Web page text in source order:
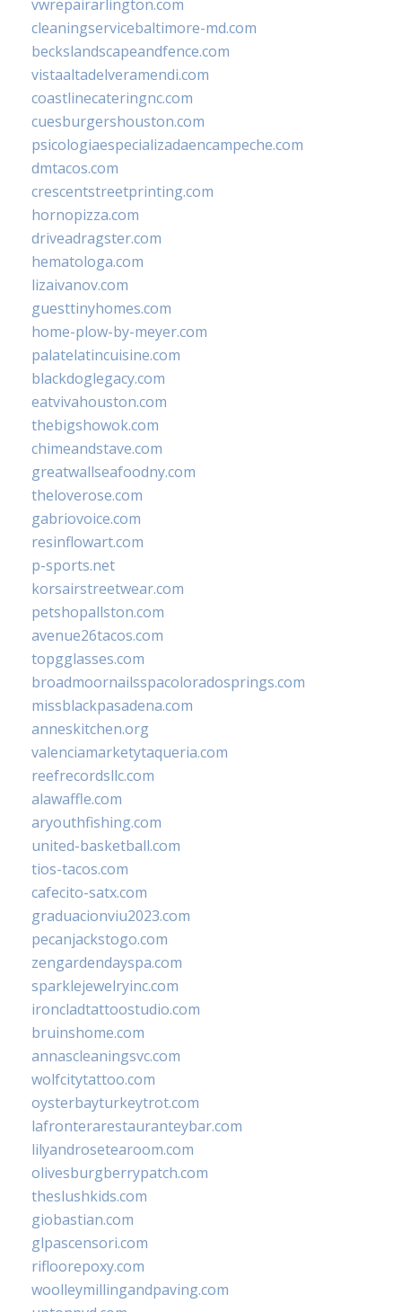
vwrepairarlington.com
cleaningservicebaltimore-md.com
beckslandscapeandfence.com
vistaaltadelveramendi.com
coastlinecateringnc.com
cuesburgershouston.com
psicologiaespecializadaencampeche.com
dmtacos.com
crescentstreetprinting.com
hornopizza.com
driveadragster.com
hematologa.com
lizaivanov.com
guesttinyhomes.com
home-plow-by-meyer.com
palatelatincuisine.com
blackdoglegacy.com
eatvivahouston.com
thebigshowok.com
chimeandstave.com
greatwallseafoodny.com
theloverose.com
gabriovoice.com
resinflowart.com
p-sports.net
korsairstreetwear.com
petshopallston.com
avenue26tacos.com
topgglasses.com
broadmoornailsspacoloradosprings.com
missblackpasadena.com
anneskitchen.org
valenciamarketytaqueria.com
reefrecordsllc.com
alawaffle.com
aryouthfishing.com
united-basketball.com
tios-tacos.com
cafecito-satx.com
graduacionviu2023.com
pecanjackstogo.com
zengardendayspa.com
sparklejewelryinc.com
ironcladtattoostudio.com
bruinshome.com
annascleaningsvc.com
wolfcitytattoo.com
oysterbayturkeytrot.com
lafronterarestauranteybar.com
lilyandrosetearoom.com
olivesburgberrypatch.com
theslushkids.com
giobastian.com
glpascensori.com
rifloorepoxy.com
woolleymillingandpaving.com